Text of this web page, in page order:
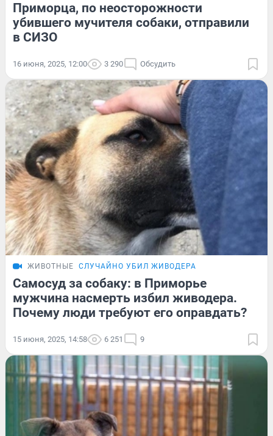
Приморца, по неосторожности
убившего мучителя собаки, отправили
в СИЗО
16 июня, 2025, 12:00 3 290 Обсудить
ЖИВОТНЫЕ СЛУЧАЙНО УБИЛ ЖИВОДЕРА
Самосуд за собаку: в Приморье
мужчина насмерть избил живодера.
Почему люди требуют его оправдать?
15 июня, 2025, 14:58 6 251 9